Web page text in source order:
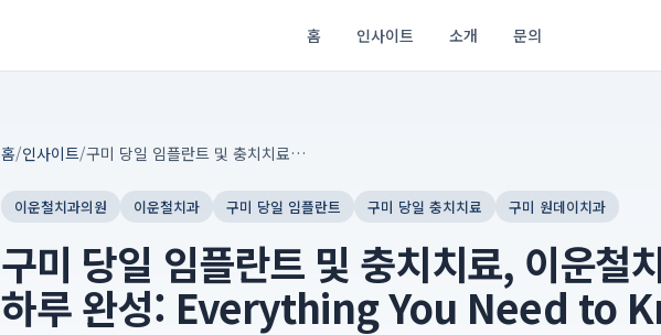
홈 인사이트 소개 문의
홈/인사이트/ 구미 당일 임플란트 및 충치치료, 이운철치과에서 하루 완성: Everything You Need to Know
이운철치과의원 이운철치과 구미 당일 임플란트 구미 당일 충치치료 구미 원데이치과
구미 당일 임플란트 및 충치치료, 이운철
하루 완성: Everything You Need to